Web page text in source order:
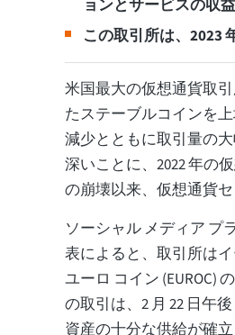
ョンとサービスの収
この取引所は、2023
米国最大の仮想通貨取
たステーブルコインを
減少とともに取引量の
深いことに、2022 年の
の崩壊以来、仮想通貨
ソーシャル メディア プ
表によると、取引所はイ
ユーロ コイン (EUROC)
の取引は、2 月 22 日午
資産の十分な供給が確立